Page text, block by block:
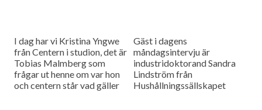
I dag har vi Kristina Yngwe
från Centern i studion, det är
Tobias Malmberg som
frågar ut henne om var hon
och centern står vad gäller
Gäst i dagens
måndagsintervju är
industridoktorand Sandra
Lindström från
Hushållningssällskapet